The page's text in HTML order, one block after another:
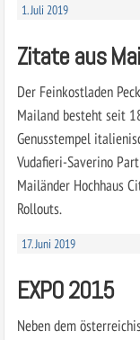
1. Juli 2019
Zitate aus
Der Feinkostladen
Mailand besteht seit
Genusstempel
Vudafieri-Saverino
Mailänder Hochhaus
Rollouts.
17. Juni 2019
EXPO 2015
Neben dem